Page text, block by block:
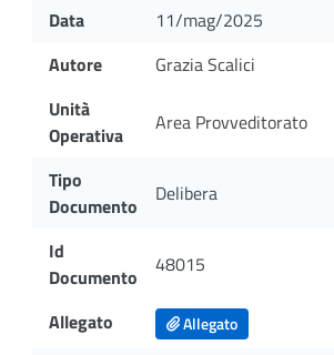
Data
11/mag/2025
Autore
Grazia Scalici
Unità
Operativa
Area Provveditorato
Tipo
Documento
Delibera
Id
Documento
48015
Allegato Allegato